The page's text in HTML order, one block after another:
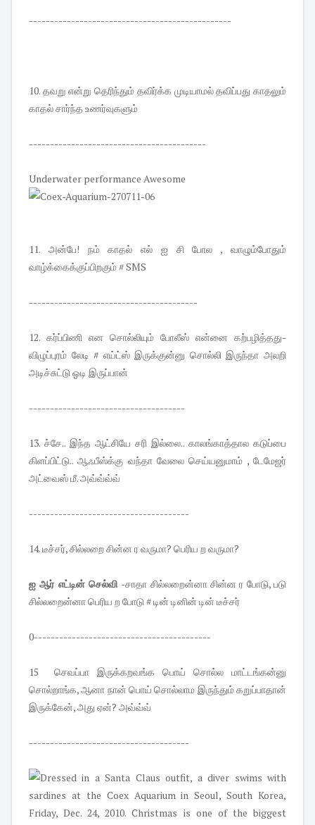
------------------------------------------------
10. தவறு என்று தெரிந்தும் தவிர்க்க முடியாமல் தவிப்பது காதலும்
காதல் சார்ந்த உணர்வுகளும்
------------------------------------------
Underwater performance Awesome
11. அன்பே! நம் காதல் எல் ஐ சி போல , வாழும்போதும்
வாழ்க்கைக்குப்பிறகும் # SMS
----------------------------------------
12. கர்ப்பிணி என சொல்லியும் போலீஸ் என்னை கற்பழித்தது-
விழுப்புரம் லேடி # எய்ட்ஸ் இருக்குன்னு சொல்லி இருந்தா அலறி
அடிச்சுட்டு ஓடி இருப்பான்
-------------------------------------
13. ச்சே.. இந்த ஆட்சியே சரி இல்லை.. காலங்காத்தால கடுப்பை
கிளப்பிட்டு.. ஆஃபீஸ்க்கு வந்தா வேலை செய்யனுமாம் , டேமேஜர்
அட்வைஸ் மீ. அவ்வ்வ்வ்
--------------------------------------
14. டீச்சர், சில்லறை சின்ன ர வருமா? பெரிய ற வருமா?
ஐ ஆர் எட்டின் செல்வி -சாதா சில்லறைன்னா சின்ன ர போடு, படு
சில்லறைன்னா பெரிய ற போடு # டின் டினின் டின் டீச்சர்
0------------------------------------------
15 செவப்பா இருக்கறவங்க பொய் சொல்ல மாட்டங்கன்னு
சொல்றாங்க, ஆனா நான் பொய் சொல்லாம இருந்தும் கறுப்பாதான்
இருக்கேன், அது ஏன்? அவ்வ்வ்
--------------------------------------